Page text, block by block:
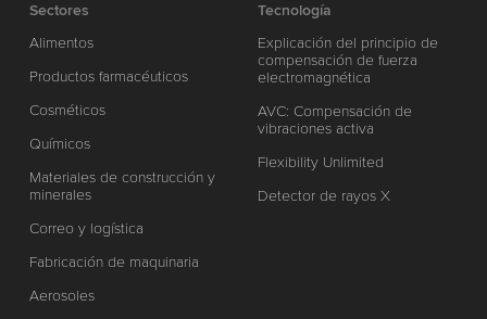
Sectores
Alimentos
Productos farmacéuticos
Cosméticos
Químicos
Materiales de construcción y
minerales
Correo y logística
Fabricación de maquinaria
Aerosoles
Tecnología
Explicación del principio de
compensación de fuerza
electromagnética
AVC: Compensación de
vibraciones activa
Flexibility Unlimited
Detector de rayos X